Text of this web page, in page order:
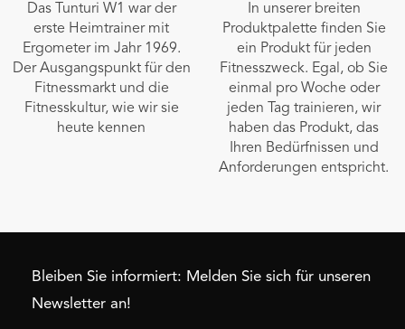
Das Tunturi W1 war der
erste Heimtrainer mit
Ergometer im Jahr 1969.
Der Ausgangspunkt für den
Fitnessmarkt und die
Fitnesskultur, wie wir sie
heute kennen
In unserer breiten
Produktpalette finden Sie
ein Produkt für jeden
Fitnesszweck. Egal, ob Sie
einmal pro Woche oder
jeden Tag trainieren, wir
haben das Produkt, das
Ihren Bedürfnissen und
Anforderungen entspricht.
Bleiben Sie informiert: Melden Sie sich für unseren
Newsletter an!